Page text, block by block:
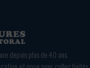
depuis plus de 40 ans.